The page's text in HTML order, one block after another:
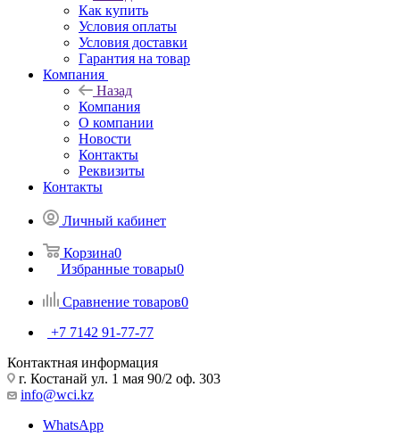
Как купить
Условия оплаты
Условия доставки
Гарантия на товар
Компания
Назад
Компания
О компании
Новости
Контакты
Реквизиты
Контакты
Личный кабинет
Корзина0
Избранные товары0
Сравнение товаров0
+7 7142 91-77-77
Контактная информация
г. Костанай ул. 1 мая 90/2 оф. 303
info@wci.kz
WhatsApp